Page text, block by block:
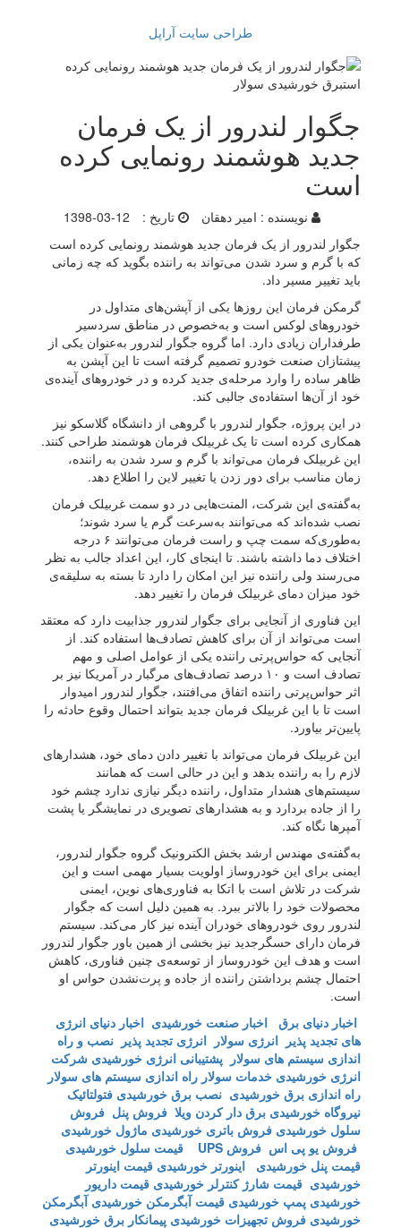
طراحی سایت آراپل
جگوار لندرور از یک فرمان
جدید هوشمند رونمایی کرده
است
نویسنده : امیر دهقان تاریخ :
1398-03-12
جگوار لندرور از یک فرمان جدید هوشمند رونمایی کرده است
که با گرم و سرد شدن می‌تواند به راننده بگوید که چه زمانی
باید تغییر مسیر داد.
گرمکن فرمان این روزها یکی از آپشن‌های متداول در
خودروهای لوکس است و به‌خصوص در مناطق سردسیر
طرفداران زیادی دارد. اما گروه جگوار لندرور به‌عنوان یکی از
پیشتازان صنعت خودرو تصمیم گرفته است تا این آپشن به
ظاهر ساده را وارد مرحله‌ی جدید کرده و در خودروهای آینده‌ی
خود از آن‌ها استفاده‌ی جالبی کند.
در این پروژه، جگوار لندرور با گروهی از دانشگاه گلاسکو نیز
همکاری کرده است تا یک غربیلک فرمان هوشمند طراحی کنند.
این غربیلک فرمان می‌تواند با گرم‌ و سرد شدن به راننده،
زمان مناسب برای دور زدن یا تغییر لاین را اطلاع دهد.
به‌گفته‌ی این شرکت، المنت‌هایی در دو سمت غربیلک فرمان
نصب شده‌اند که می‌توانند به‌سرعت گرم یا سرد شوند؛
به‌طوری‌که سمت چپ و راست فرمان می‌توانند ۶ درجه
اختلاف دما داشته باشند. تا اینجای کار، این اعداد جالب به نظر
می‌رسند ولی راننده نیز این امکان را دارد تا بسته به سلیقه‌ی
خود میزان دمای غربیلک فرمان را تغییر دهد.
این فناوری از آنجایی برای جگوار لندرور جذابیت دارد که معتقد
است می‌تواند از آن برای کاهش تصادف‌ها استفاده کند. از
آنجایی که حواس‌پرتی راننده یکی از عوامل اصلی و مهم
تصادف است و ۱۰ درصد تصادف‌های مرگبار در آمریکا نیز بر
اثر حواس‌پرتی راننده اتفاق می‌افتند، جگوار لندرور امیدوار
است تا با این غربیلک فرمان جدید بتواند احتمال وقوع حادثه را
پایین‌تر بیاورد.
این غربیلک فرمان می‌تواند با تغییر دادن دمای خود، هشدارهای
لازم را به راننده بدهد و این در حالی است که همانند
سیستم‌های هشدار متداول، راننده دیگر نیازی ندارد چشم خود
را از جاده بردارد و به هشدارهای تصویری در نمایشگر یا پشت
آمپرها نگاه کند.
به‌گفته‌ی مهندس ارشد بخش الکترونیک گروه جگوار لندرور،
ایمنی برای این خودروساز اولویت بسیار مهمی است و این
شرکت در تلاش است با اتکا به فناوری‌های نوین، ایمنی
محصولات خود را بالاتر ببرد. به همین دلیل است که جگوار
لندرور روی خودروهای خودران آینده نیز کار می‌کند. سیستم
فرمان دارای حسگرجدید نیز بخشی از همین باور جگوار لندرور
است و هدف این خودروساز از توسعه‌ی چنین فناوری‌، کاهش
احتمال چشم برداشتن راننده از جاده و پرت‌نشدن حواس او
است.
اخبار دنیای برق اخبار صنعت خورشیدی اخبار دنیای انرژی
های تجدید پذیر انرژی سولار انرژی تجدید پذیر نصب و راه
اندازی سیستم های سولار پشتیبانی انرژی خورشیدی شرکت
انرژی خورشیدی خدمات سولار راه اندازی سیستم های سولار
راه اندازی برق خورشیدی نصب برق خورشیدی فتولتائیک
نیروگاه خورشیدی برق دار کردن ویلا فروش پنل فروش
سلول خورشیدی فروش باتری خورشیدی ماژول خورشیدی
فروش یو پی اس فروش UPS
قیمت سلول خورشیدی
قیمت پنل خورشیدی
اینورتر خورشیدی قیمت اینورتر
خورشیدی قیمت شارژ کنترلر خورشیدی قیمت داریور
خورشیدی پمپ خورشیدی قیمت آبگرمکن خورشیدی آبگرمکن
خورشیدی فروش تجهیزات خورشیدی پیمانکار برق خورشیدی